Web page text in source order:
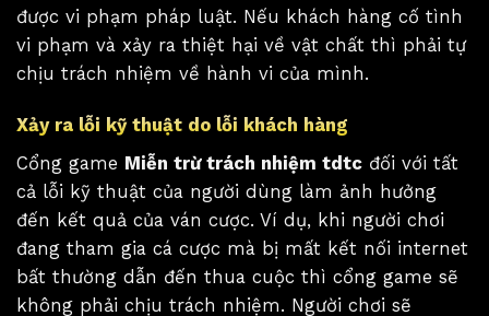
được vi phạm pháp luật. Nếu khách hàng cố tình
vi phạm và xảy ra thiệt hại về vật chất thì phải tự
chịu trách nhiệm về hành vi của mình.
Xảy ra lỗi kỹ thuật do lỗi khách hàng
Cổng game Miễn trừ trách nhiệm tdtc đối với tất
cả lỗi kỹ thuật của người dùng làm ảnh hưởng
đến kết quả của ván cược. Ví dụ, khi người chơi
đang tham gia cá cược mà bị mất kết nối internet
bất thường dẫn đến thua cuộc thì cổng game sẽ
không phải chịu trách nhiệm. Người chơi sẽ